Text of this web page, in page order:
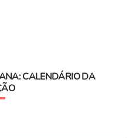
CALENDÁRIO DA